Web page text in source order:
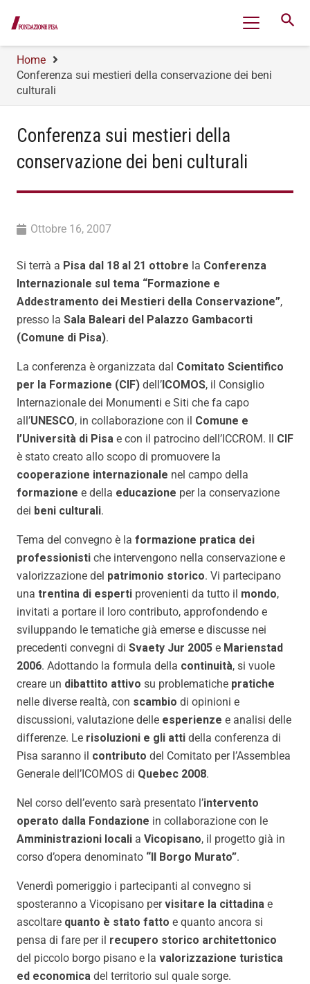
search
Home
Conferenza sui mestieri della conservazione dei beni
culturali
Conferenza sui mestieri della
conservazione dei beni culturali
Ottobre 16, 2007
Si terrà a Pisa dal 18 al 21 ottobre la Conferenza
Internazionale sul tema “Formazione e
Addestramento dei Mestieri della Conservazione”,
presso la Sala Baleari del Palazzo Gambacorti
(Comune di Pisa).
La conferenza è organizzata dal Comitato Scientifico
per la Formazione (CIF) dell’ ICOMOS, il Consiglio
Internazionale dei Monumenti e Siti che fa capo
all’UNESCO, in collaborazione con il Comune e
l’Università di Pisa e con il patrocino dell’ICCROM. Il CIF
è stato creato allo scopo di promuovere la
cooperazione internazionale nel campo della
formazione e della educazione per la conservazione
dei beni culturali.
Tema del convegno è la formazione pratica dei
professionisti che intervengono nella conservazione e
valorizzazione del patrimonio storico. Vi partecipano
una trentina di esperti provenienti da tutto il mondo,
invitati a portare il loro contributo, approfondendo e
sviluppando le tematiche già emerse e discusse nei
precedenti convegni di Svaety Jur 2005 e Marienstad
2006. Adottando la formula della continuità, si vuole
creare un dibattito attivo su problematiche pratiche
nelle diverse realtà, con scambio di opinioni e
discussioni, valutazione delle esperienze e analisi delle
differenze. Le risoluzioni e gli atti della conferenza di
Pisa saranno il contributo del Comitato per l’Assemblea
Generale dell’ICOMOS di Quebec 2008.
Nel corso dell’evento sarà presentato l’intervento
operato dalla Fondazione in collaborazione con le
Amministrazioni locali a Vicopisano, il progetto già in
corso d’opera denominato “Il Borgo Murato”.
Venerdì pomeriggio i partecipanti al convegno si
sposteranno a Vicopisano pervisitare la cittadina e
ascoltare quanto è stato fatto e quanto ancora si
pensa di fare per il recupero storico architettonico
del piccolo borgo pisano e la valorizzazione turistica
ed economica del territorio sul quale sorge.